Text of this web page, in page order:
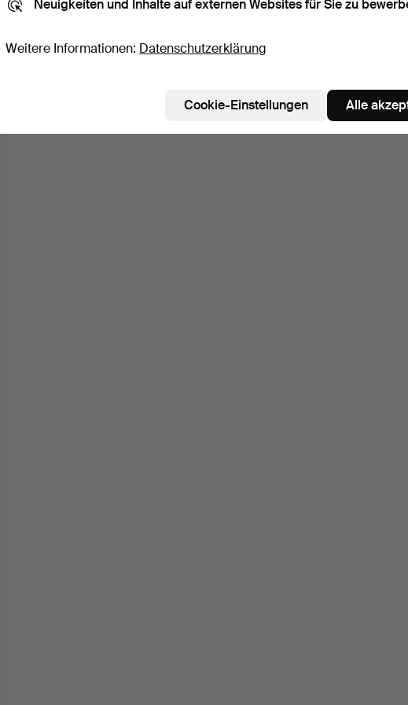
Neuigkeiten und Inhalte auf externen Websites für Sie zu
Weitere Informationen: Datenschutzerklärung
Cookie-Einstellungen Alle